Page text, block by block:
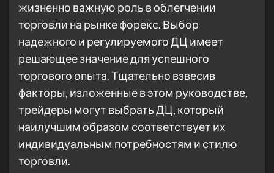
жизненно важную роль в облегчении
торговли на рынке форекс. Выбор
надежного и регулируемого ДЦ имеет
решающее значение для успешного
торгового опыта. Тщательно взвесив
факторы, изложенные в этом руководстве,
трейдеры могут выбрать ДЦ, который
наилучшим образом соответствует их
индивидуальным потребностям и стилю
торговли.